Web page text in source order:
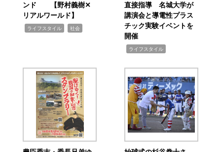
ンド 【野村義樹✕
リアルワールド】
ライフスタイル 社会
直接指導 名城大学が
講演会と導電性プラス
チック実験イベントを
開催
ライフスタイル